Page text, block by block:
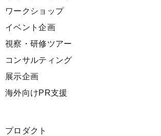
ワークショップ
イベント企画
視察・研修ツアー
コンサルティング
展示企画
海外向けPR支援
プロダクト